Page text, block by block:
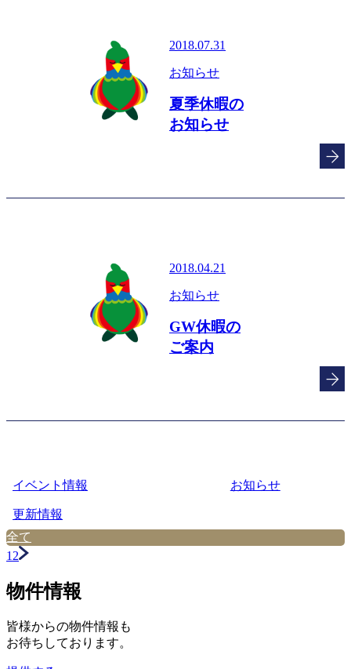
2018.07.31
お知らせ
夏季休暇の
お知らせ
2018.04.21
お知らせ
GW休暇の
ご案内
イベント情報 お知らせ
更新情報
全て
1 2
物件情報
皆様からの物件情報も
お待ちしております。